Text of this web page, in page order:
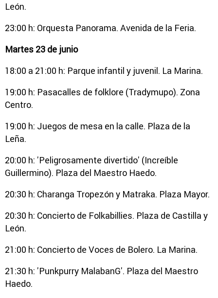
León.
23:00 h: Orquesta Panorama. Avenida de la Feria.
Martes 23 de junio
18:00 a 21:00 h: Parque infantil y juvenil. La Marina.
19:00 h: Pasacalles de folklore (Tradymupo). Zona
Centro.
19:00 h: Juegos de mesa en la calle. Plaza de la
Leña.
20:00 h: 'Peligrosamente divertido' (Increíble
Guillermino). Plaza del Maestro Haedo.
20:30 h: Charanga Tropezón y Matraka. Plaza Mayor.
20:30 h: Concierto de Folkabillies. Plaza de Castilla y
León.
21:00 h: Concierto de Voces de Bolero. La Marina.
21:30 h: 'Punkpurry MalabanG'. Plaza del Maestro
Haedo.